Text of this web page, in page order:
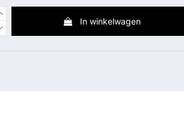
In winkelwagen